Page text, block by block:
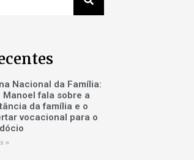
Nacional da Família:
Manoel fala sobre a
da família e o
vocacional para o
»